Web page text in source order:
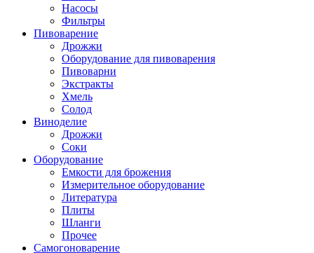
Насосы
Фильтры
Пивоварение
Дрожжи
Оборудование для пивоварения
Пивоварни
Экстракты
Хмель
Солод
Виноделие
Дрожжи
Соки
Оборудование
Емкости для брожения
Измерительное оборудование
Литература
Плиты
Шланги
Прочее
Самогоноварение